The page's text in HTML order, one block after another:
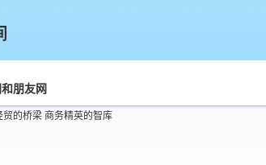
朋友网
贸的桥梁 商务精英的智库